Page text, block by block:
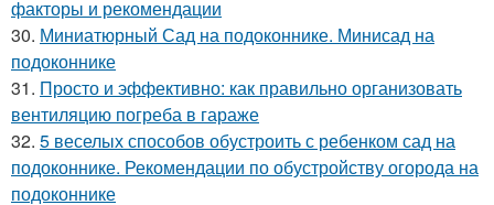
факторы и рекомендации
30. Миниатюрный Сад на подоконнике. Минисад на
подоконнике
31. Просто и эффективно: как правильно организовать
вентиляцию погреба в гараже
32. 5 веселых способов обустроить с ребенком сад на
подоконнике. Рекомендации по обустройству огорода на
подоконнике